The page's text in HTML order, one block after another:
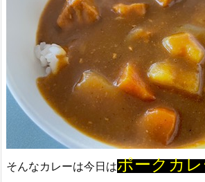
そんなカレーは今日はポークカ